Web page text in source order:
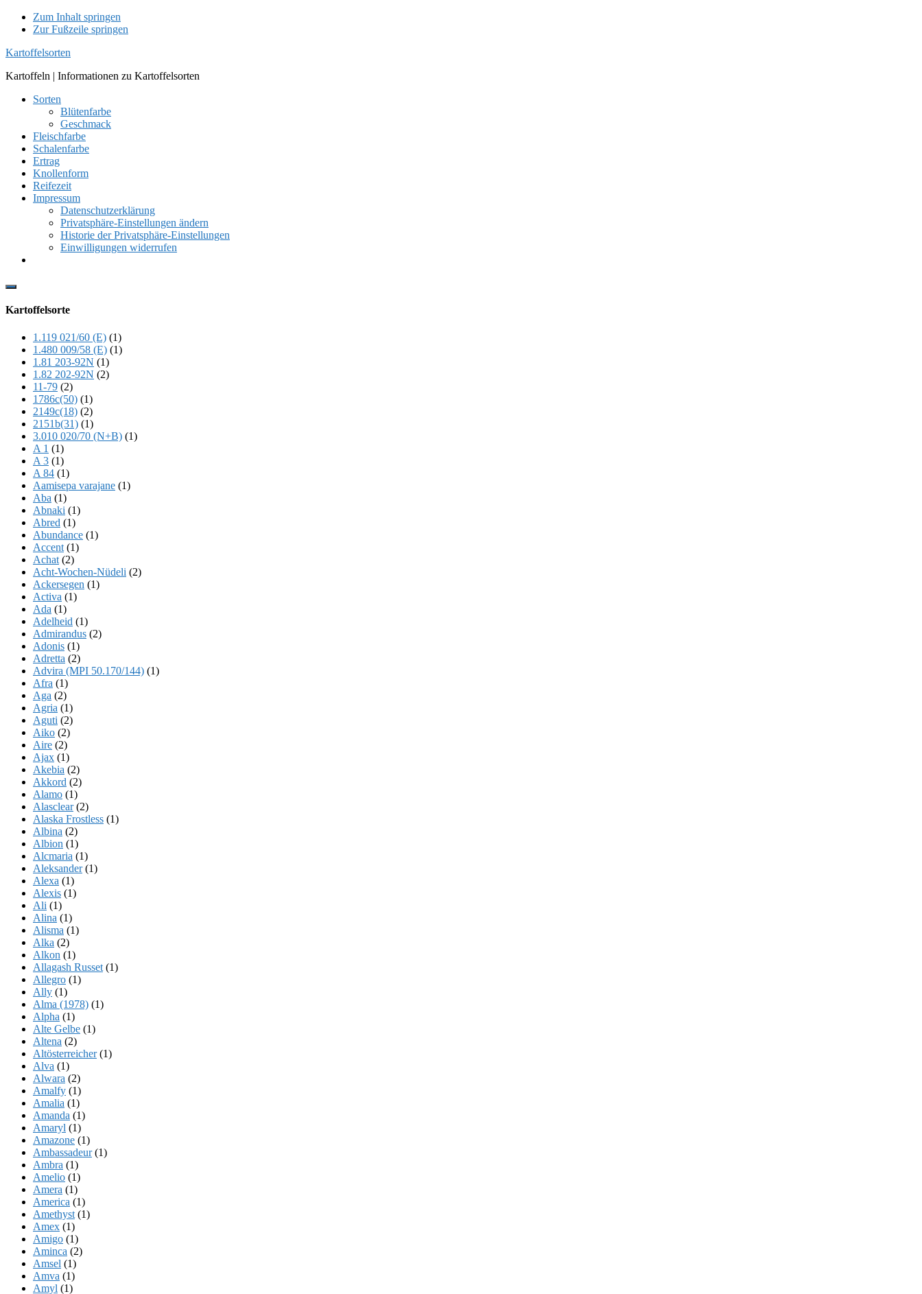
Zum Inhalt springen
Zur Fußzeile springen
Kartoffelsorten
Kartoffeln | Informationen zu Kartoffelsorten
Sorten
Blütenfarbe
Geschmack
Fleischfarbe
Schalenfarbe
Ertrag
Knollenform
Reifezeit
Impressum
Datenschutzerklärung
Privatsphäre-Einstellungen ändern
Historie der Privatsphäre-Einstellungen
Einwilligungen widerrufen
Show
Content
Kartoffelsorte
1.119 021/60 (E) (1)
1.480 009/58 (E) (1)
1.81 203-92N (1)
1.82 202-92N (2)
11-79 (2)
1786c(50) (1)
2149c(18) (2)
2151b(31) (1)
3.010 020/70 (N+B) (1)
A 1 (1)
A 3 (1)
A 84 (1)
Aamisepa varajane (1)
Aba (1)
Abnaki (1)
Abred (1)
Abundance (1)
Accent (1)
Achat (2)
Acht-Wochen-Nüdeli (2)
Ackersegen (1)
Activa (1)
Ada (1)
Adelheid (1)
Admirandus (2)
Adonis (1)
Adretta (2)
Advira (MPI 50.170/144) (1)
Afra (1)
Aga (2)
Agria (1)
Aguti (2)
Aiko (2)
Aire (2)
Ajax (1)
Akebia (2)
Akkord (2)
Alamo (1)
Alasclear(2)
Alaska Frostless (1)
Albina (2)
Albion (1)
Alcmaria (1)
Aleksander(1)
Alexa (1)
Alexis (1)
Ali (1)
Alina (1)
Alisma (1)
Alka (2)
Alkon (1)
Allagash Russet (1)
Allegro (1)
Ally (1)
Alma (1978) (1)
Alpha (1)
Alte Gelbe (1)
Altena (2)
Altösterreicher(1)
Alva (1)
Alwara (2)
Amalfy (1)
Amalia (1)
Amanda (1)
Amaryl (1)
Amazone (1)
Ambassadeur(1)
Ambra (1)
Amelio (1)
Amera (1)
America (1)
Amethyst (1)
Amex (1)
Amigo (1)
Aminca (2)
Amsel (1)
Amva (1)
Amyl (1)